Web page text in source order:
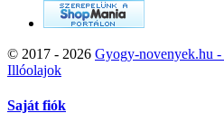
© 2017 - 2026 Gyogy-novenyek.hu
Illóolajok
Saját fiók